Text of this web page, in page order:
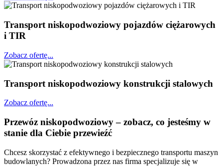
Transport niskopodwoziowy pojazdów ciężarowych
i TIR
Zobacz ofertę...
Transport niskopodwoziowy konstrukcji stalowych
Zobacz ofertę...
Przewóz niskopodwoziowy – zobacz, co jesteśmy w
stanie dla Ciebie przewieźć
Chcesz skorzystać z efektywnego i bezpiecznego transportu maszyn
budowlanych? Prowadzona przez nas firma specjalizuje się w